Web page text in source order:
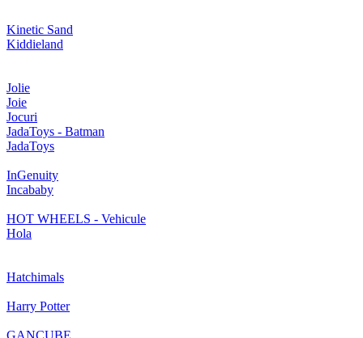
Kinetic Sand
Kiddieland
Jolie
Joie
Jocuri
JadaToys - Batman
JadaToys
InGenuity
Incababy
HOT WHEELS - Vehicule
Hola
Hatchimals
Harry Potter
GANCUBE